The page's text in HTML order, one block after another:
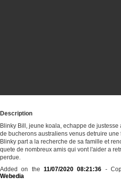
Description
Blinky Bill, jeune koala, echappe de justesse
de bucherons australiens venus detruire une
Blinky part a la recherche de sa famille et
quete de nombreux amis qui vont l'aider a
perdue.
Added on the 11/07/2020 08:21:36 -
Webedia